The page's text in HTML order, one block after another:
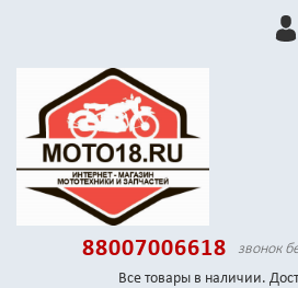
88007006618
звонок
Все товары в наличии.